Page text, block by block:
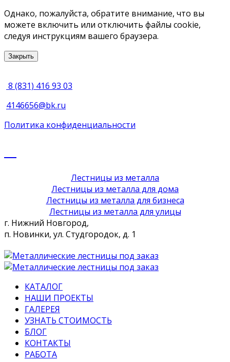
Однако, пожалуйста, обратите внимание, что вы
можете включить или отключить файлы cookie,
следуя инструкциям вашего браузера.
Закрыть
8 (831) 416 93 03
4146656@bk.ru
Политика конфиденциальности
Лестницы из металла
Лестницы из металла для дома
Лестницы из металла для бизнеса
Лестницы из металла для улицы
г. Нижний Новгород,
п. Новинки, ул. Студгородок, д. 1
КАТАЛОГ
НАШИ ПРОЕКТЫ
ГАЛЕРЕЯ
УЗНАТЬ СТОИМОСТЬ
БЛОГ
КОНТАКТЫ
РАБОТА